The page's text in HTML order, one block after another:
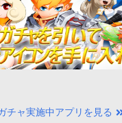
チャ実施中アプリを見る